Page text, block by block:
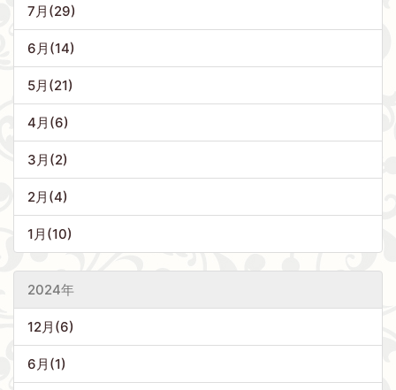
7月(29)
6月(14)
5月(21)
4月(6)
3月(2)
2月(4)
1月(10)
2024年
12月(6)
6月(1)